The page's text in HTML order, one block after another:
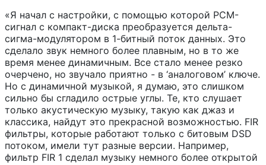
«Я начал с настройки, с помощью которой PCM-
сигнал с компакт-диска преобразуется дельта-
сигма-модулятором в 1-битный поток данных. Это
сделало звук немного более плавным, но в то же
время менее динамичным. Все стало менее резко
очерчено, но звучало приятно - в ‘аналоговом’ ключе.
Но с динамичной музыкой, я думаю, это слишком
сильно бы сгладило острые углы. Те, кто слушает
только акустическую музыку, такую как джаз и
классика, найдут это прекрасной возможностью. FIR
фильтры, которые работают только с битовым DSD
потоком, имели тут разные версии. Например,
фильтр FIR 1 сделал музыку немного более открытой